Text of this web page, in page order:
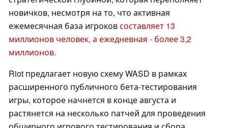
новичков, несмотря на то, что активная
ежемесячная база игроковсоставляет 13
миллионов человек, а ежедневная - более 3,2
миллионов.
Riot предлагает новую схему WASD в рамках
расширенного публичного бета-тестирования
игры, которое начнется в конце августа и
растянется на несколько патчей для проведения